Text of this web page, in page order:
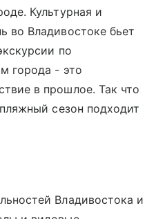
Культурная и
во Владивостоке бьет
по
города - это
в прошлое. Так что
сезон подходит
Владивостока и